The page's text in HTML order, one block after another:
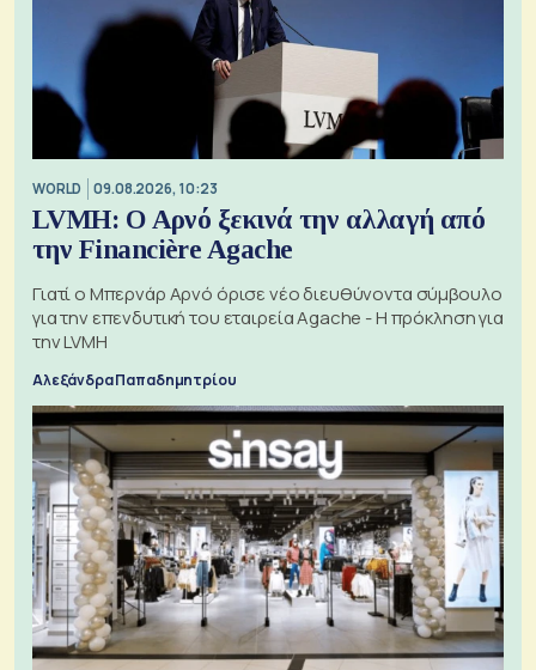
WORLD 09.08.2026, 10:23
LVMH: Ο Αρνό ξεκινά την αλλαγή από
την Financière Agache
Γιατί ο Μπερνάρ Αρνό όρισε νέο διευθύνοντα σύμβουλο
για την επενδυτική του εταιρεία Agache - Η πρόκληση για
την LVMH
Αλεξάνδρα Παπαδημητρίου